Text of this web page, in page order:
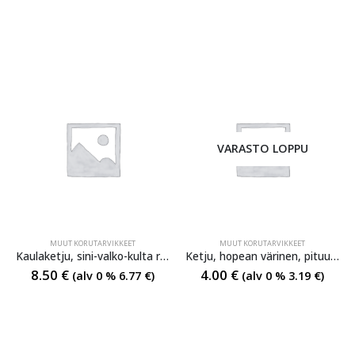
MUUT KORUTARVIKKEET
Kaulaketju, sini-valko-kulta rengasketju hopeanvärisellä riipulevyllä, pituus noin 68 cm
8.50 € (alv 0 % 6.77 €)
VARASTO LOPPU
MUUT KORUTARVIKKEET
Ketju, hopean värinen, pituus 60 cm
4.00 € (alv 0 % 3.19 €)